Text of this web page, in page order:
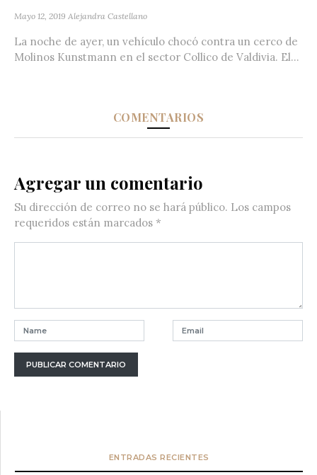
Mayo 12, 2019 Alejandra Castellano
La noche de ayer, un vehículo chocó contra un cerco de
Molinos Kunstmann en el sector Collico de Valdivia. El...
COMENTARIOS
Agregar un comentario
Su dirección de correo no se hará público. Los campos
requeridos están marcados *
ENTRADAS RECIENTES